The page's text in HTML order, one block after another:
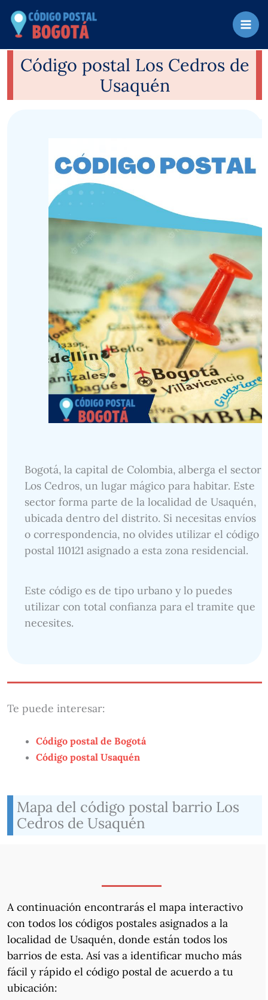
contenido
Código postal Los Cedros de
Usaquén
Bogotá, la capital de Colombia, alberga el sector
Los Cedros, un lugar mágico para habitar. Este
sector forma parte de la localidad de Usaquén,
ubicada dentro del distrito. Si necesitas envíos
o correspondencia, no olvides utilizar el código
postal 110121 asignado a esta zona residencial.
Este código es de tipo urbano y lo puedes
utilizar con total confianza para el tramite que
necesites.
Te puede interesar:
Código postal de Bogotá
Código postal Usaquén
Mapa del código postal barrio Los
Cedros de Usaquén
A continuación encontrarás el mapa interactivo
con todos los códigos postales asignados a la
localidad de Usaquén, donde están todos los
barrios de esta. Así vas a identificar mucho más
fácil y rápido el código postal de acuerdo a tu
ubicación: